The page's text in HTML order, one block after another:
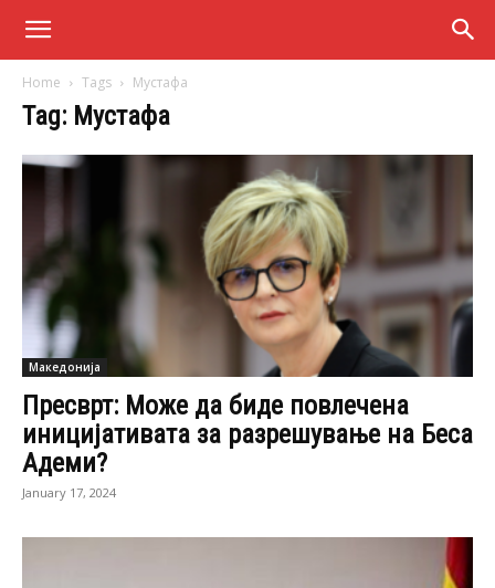
Home Tags Мустафа
Tag: Мустафа
Македонија
Пресврт: Може да биде повлечена
иницијативата за разрешување на Беса
Адеми?
January 17, 2024